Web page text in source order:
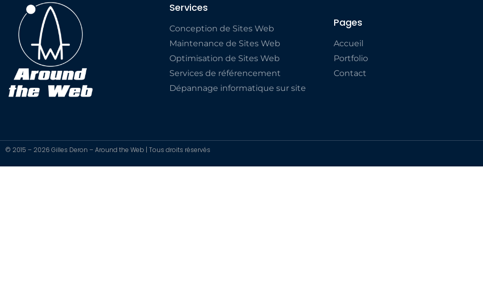
Services
Conception de Sites Web
Maintenance de Sites Web
Optimisation de Sites Web
Services de référencement
Dépannage informatique sur site
Pages
Accueil
Portfolio
Contact
© 2015 – 2026 Gilles Deron – Around the Web | Tous droits réservés